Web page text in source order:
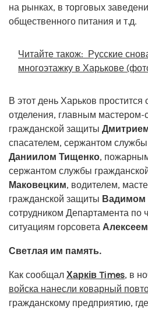
на рынках, в торговых
общественного питания и т.д.
Читайте також: Русские
многоэтажку в Харькове
В этот день Харьков простится
отделения, главным
гражданской защиты
спасателем, сержантом
Даниилом Тищенко,
сержантом службы
Маковецким, водителем,
гражданской защиты Вадимом
сотрудником Департамента по
ситуациям горсовета
Светлая им память.
Как сообщал Харків Times, в
войска нанесли коварный
гражданскому предприятию,